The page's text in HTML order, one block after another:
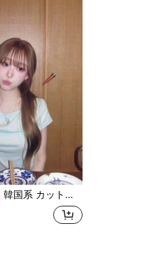
韓国系 カットワーク 着回し デザイン性 ウエストマーク ショート丈 オフショルダー ミントグリーン レース バックレス クロス レタリング 斜め肩 スリムシルエット 着痩せ 半袖Tシャツ レディース ストリート 人気